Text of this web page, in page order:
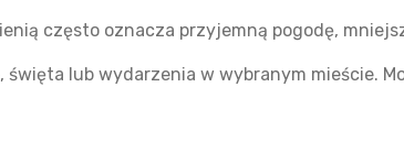
często oznacza przyjemną pogodę,
lub wydarzenia w wybranym mieście.